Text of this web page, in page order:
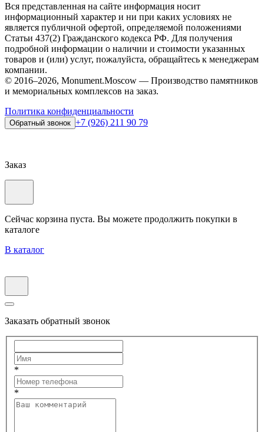
Вся представленная на сайте информация носит
информационный характер и ни при каких условиях не
является публичной офертой, определяемой положениями
Статьи 437(2) Гражданского кодекса РФ. Для получения
подробной информации о наличии и стоимости указанных
товаров и (или) услуг, пожалуйста, обращайтесь к менеджерам
компании.
© 2016–2026, Monument.Moscow — Производство памятников
и мемориальных комплексов на заказ.
Политика конфиденциальности
Обратный звонок +7 (926) 211 90 79
Заказ
Сейчас корзина пуста. Вы можете продолжить покупки в
каталоге
В каталог
Заказать обратный звонок
*
*